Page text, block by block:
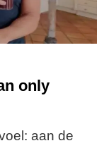
only
aan de